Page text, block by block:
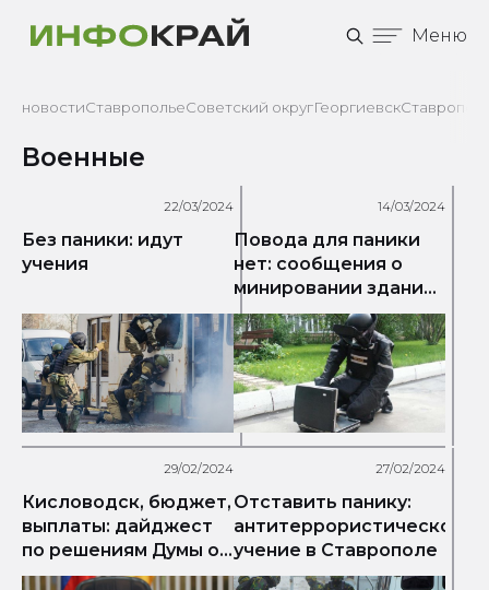
Меню
новостиСтавропольеСоветский округГеоргиевск
Военные
22/03/2024
Без паники: идут
учения
14/03/2024
Повода для паники
нет: сообщения о
минировании зданий
в Ставрополе
29/02/2024
Кисловодск, бюджет,
выплаты: дайджест
по решениям Думы от
"Инфокрая"
27/02/2024
Отставить панику:
антитеррористическое
учение в Ставрополе